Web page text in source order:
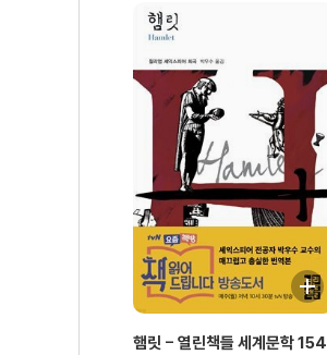
햄릿 - 열린책들 세계문학 154